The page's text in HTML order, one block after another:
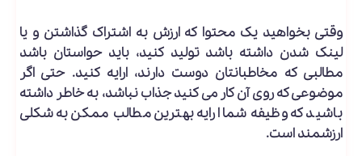
وقتی بخواهید یک محتوا که ارزش به اشتراک گذاشتن و یا
لینک شدن داشته باشد تولید کنید، باید حواستان باشد
مطالبی که مخاطبانتان دوست دارند، ارایه کنید. حتی اگر
موضوعی که روی آن کار می کنید جذاب نباشد، به خاطر داشته
باشید که وظیفه شما ارایه بهترین مطالب ممکن به شکلی
ارزشمند است.